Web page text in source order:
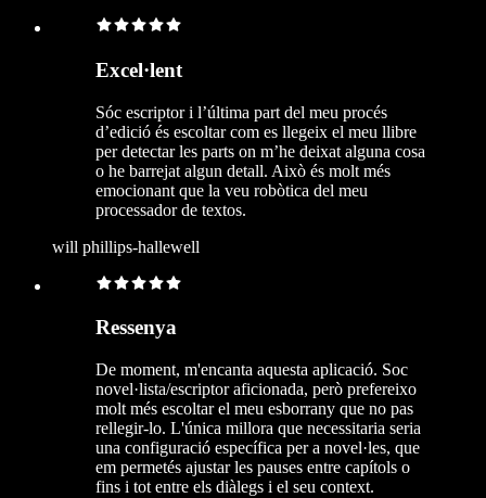
Excel·lent
Sóc escriptor i l’última part del meu procés
d’edició és escoltar com es llegeix el meu llibre
per detectar les parts on m’he deixat alguna cosa
o he barrejat algun detall. Això és molt més
emocionant que la veu robòtica del meu
processador de textos.
will phillips-hallewell
Ressenya
De moment, m'encanta aquesta aplicació. Soc
novel·lista/escriptor aficionada, però prefereixo
molt més escoltar el meu esborrany que no pas
rellegir-lo. L'única millora que necessitaria seria
una configuració específica per a novel·les, que
em permetés ajustar les pauses entre capítols o
fins i tot entre els diàlegs i el seu context.